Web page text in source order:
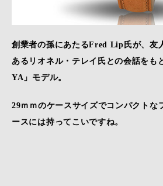
創業者の孫にあたるFred Lip氏が、友
あるリオネル・テレイ氏との会話を
YA」モデル。
29ｍｍのケースサイズでコンパクトな
ースには持ってこいですね。